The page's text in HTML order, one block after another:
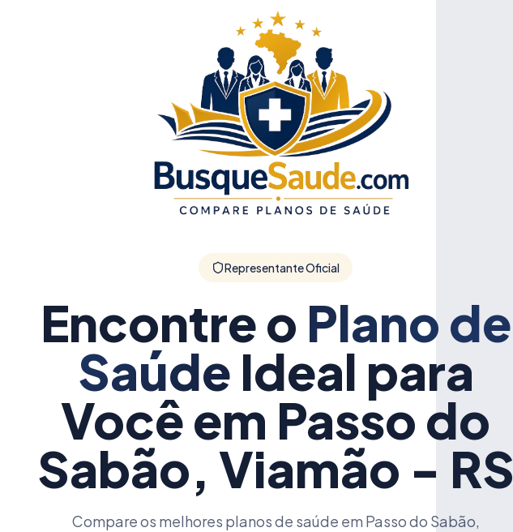
Representante Oficial
Encontre o Plano de
Saúde Ideal para
Vocêem Passo do
Sabão, Viamão - RS
Compare os melhores planos de saúde em Passo do Sabão,